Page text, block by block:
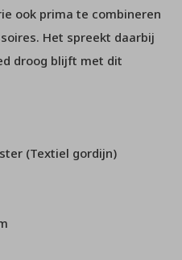
ook prima te combineren
Het spreekt daarbij
droog blijft met dit
(Textiel gordijn)